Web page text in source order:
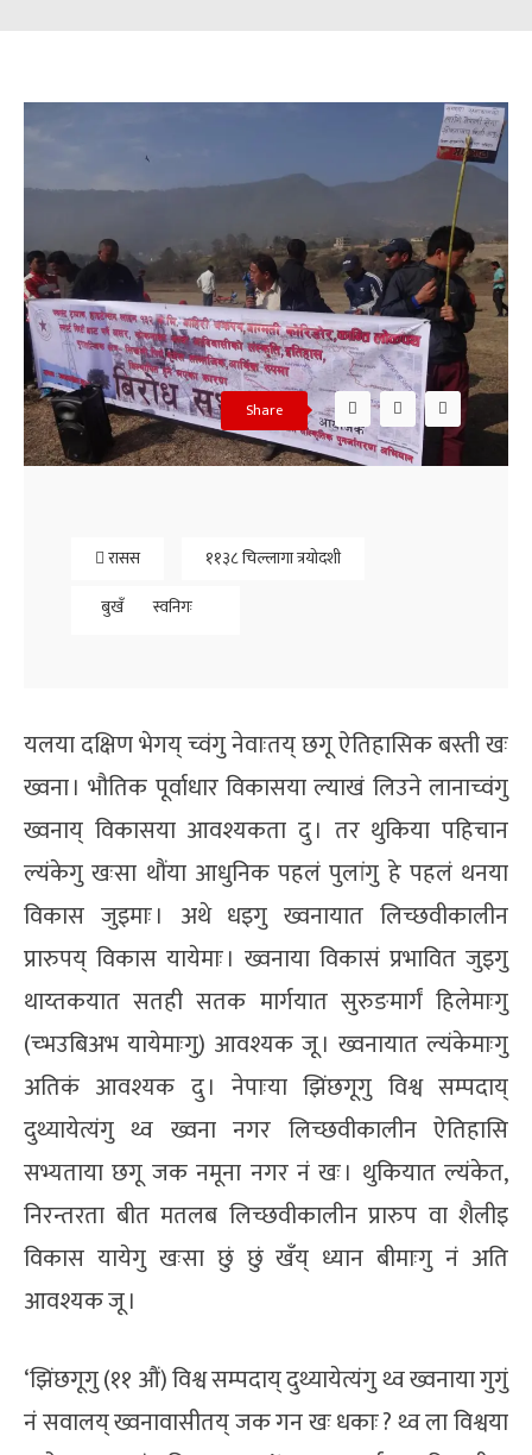
Share
रासस
११३८ चिल्लागा त्रयोदशी
बुखँ
स्वनिगः
यलया दक्षिण भेगय् च्वंगु नेवाःतय् छगू ऐतिहासिक बस्ती खः
ख्वना । भौतिक पूर्वाधार विकासया ल्याखं लिउने लानाच्वंगु
ख्वनाय् विकासया आवश्यकता दु । तर थुकिया पहिचान
ल्यंकेगु खःसा थौंया आधुनिक पहलं पुलांगु हे पहलं थनया
विकास जुइमाः । अथे धइगु ख्वनायात लिच्छवीकालीन
प्रारुपय् विकास यायेमाः । ख्वनाया विकासं प्रभावित जुइगु
थाय्तकयात सतही सतक मार्गयात सुरुङमार्गं हिलेमाःगु
(च्भउबिअभ यायेमाःगु) आवश्यक जू । ख्वनायात ल्यंकेमाःगु
अतिकं आवश्यक दु । नेपाःया झिंछगूगु विश्व सम्पदाय्
दुथ्यायेत्यंगु थ्व ख्वना नगर लिच्छवीकालीन ऐतिहासि
सभ्यताया छगू जक नमूना नगर नं खः । थुकियात ल्यंकेत,
निरन्तरता बीत मतलब लिच्छवीकालीन प्रारुप वा शैलीइ
विकास यायेगु खःसा छुं छुं खँय् ध्यान बीमाःगु नं अति
आवश्यक जू ।
‘झिंछगूगु (११ औं) विश्व सम्पदाय् दुथ्यायेत्यंगु थ्व ख्वनाया गुगुं
नं सवालय् ख्वनावासीतय् जक गन खः धकाः ? थ्व ला विश्वया